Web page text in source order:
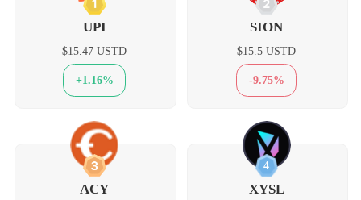
1
UPI
$15.47 USTD
+1.16%
2
SION
$15.5 USTD
-9.75%
3
ACY
4
XYSL